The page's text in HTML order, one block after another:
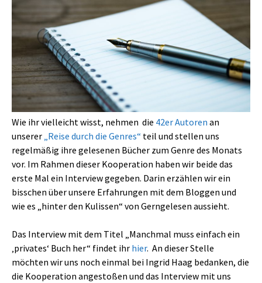
Wie ihr vielleicht wisst, nehmen die 42er Autoren an
unserer „Reise durch die Genres“ teil und stellen uns
regelmäßig ihre gelesenen Bücher zum Genre des Monats
vor. Im Rahmen dieser Kooperation haben wir beide das
erste Mal ein Interview gegeben. Darin erzählen wir ein
bisschen über unsere Erfahrungen mit dem Bloggen und
wie es „hinter den Kulissen“ von Gerngelesen aussieht.
Das Interview mit dem Titel „Manchmal muss einfach ein
‚privates‘ Buch her“ findet ihr hier. An dieser Stelle
möchten wir uns noch einmal bei Ingrid Haag bedanken, die
die Kooperation angestoßen und das Interview mit uns